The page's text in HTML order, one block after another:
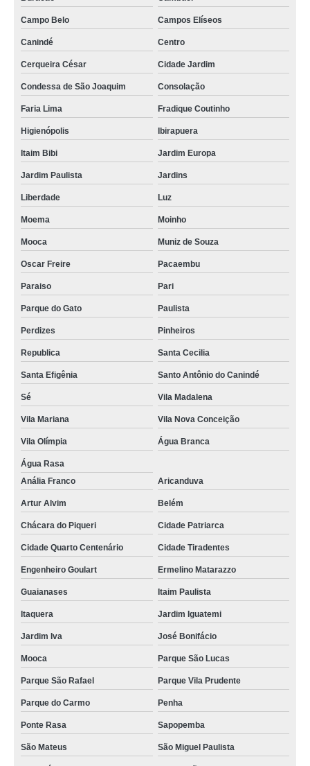
valor de esquentador de água elétrico Parque São Rafael
aquecedor de água elétrico 110v Pacaembu
valor de boiler aquecimento eletrico Alto da Mooca
valor de aquecedor de água elétrico Jardim Ingá
aquecedor de água elétrico para cozinha Itaim Paulista
esquentador de água elétrico preço Santa Efigênia
valor de esquentador de água elétrico Sapopemba
aquecedor de água elétrico residencial valor Santa Cecilia
aquecedor de água elétrico residencial preço Alto da Mooca
aquecedor elétrico para água preço Moema
boiler elétrico 75 litros preço Itaquera
onde vende esquentador de água elétrico Parque do Gato
boiler aquecimento eletrico Moinho
onde vende aquecedor de água elétrico 110v Moinho
aquecedor de água elétrico 110v preço Jardim Iguatemi
aquecedor elétrico de água baixa pressão valor Jardim Novo Oriente
valor de aquecedor elétrico para água Faria Lima
aquecedor elétrico para água Jardim Iguatemi
onde vende boiler elétrico 75 litros Jardim Novo Oriente
aquecedor de água elétrico 220v preço Cidade Quarto Centenário
aquecedor elétrico de água baixa pressão preço Muniz de Souza
boiler aquecimento eletrico valor Penha
aquecedor de água elétrico preço Jardim Rebouças
valor de aquecedor de água elétrico 220v Maria Virgínia
boiler aquecimento eletrico preço Aclimação
aquecedor elétrico de água baixa pressão valor Chapena
boiler elétrico 75 litros valor Chapena
Campo Belo Campos Elíseos
Canindé Centro
Cerqueira César Cidade Jardim
Condessa de São Joaquim Consolação
Faria Lima Fradique Coutinho
Higienópolis Ibirapuera
Itaim Bibi Jardim Europa
Jardim Paulista Jardins
Liberdade Luz
Moema Moinho
Mooca Muniz de Souza
Oscar Freire Pacaembu
Paraiso Pari
Parque do Gato Paulista
Perdizes Pinheiros
Republica Santa Cecilia
Santa Efigênia Santo Antônio do Canindé
Sé Vila Madalena
Vila Mariana Vila Nova Conceição
Vila Olímpia Água Branca
Água Rasa
Anália Franco
Aricanduva
Artur Alvim Belém
Chácara do Piqueri Cidade Patriarca
Cidade Quarto Centenário Cidade Tiradentes
Engenheiro Goulart Ermelino Matarazzo
Guaianases Itaim Paulista
Itaquera Jardim Iguatemi
Jardim Iva José Bonifácio
Mooca Parque São Lucas
Parque São Rafael Parque Vila Prudente
Parque do Carmo Penha
Ponte Rasa Sapopemba
São Mateus São Miguel Paulista